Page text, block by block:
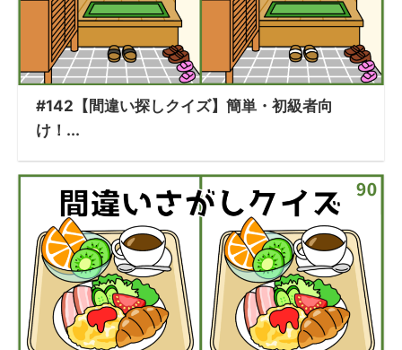
#142【間違い探しクイズ】簡単・初級者向
け！...